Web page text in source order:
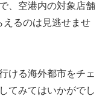
、空港内の対象店舗
えるのは見逃せませ
ける海外都市をチェ
てみてはいかがでし